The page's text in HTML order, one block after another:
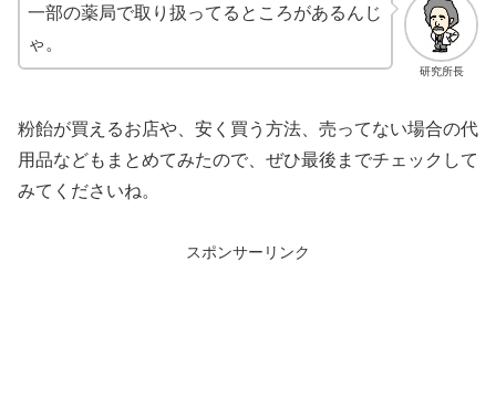
研究所長
一部の薬局で取り扱ってるところがあるんじ
ゃ。
粉飴が買えるお店や、安く買う方法、売ってない場合の代
用品などもまとめてみたので、ぜひ最後までチェックして
みてくださいね。
スポンサーリンク